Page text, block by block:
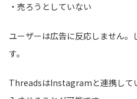
・売ろうとしていない
ユーザーは広告に反応しません
す。
ThreadsはInstagramと連携して